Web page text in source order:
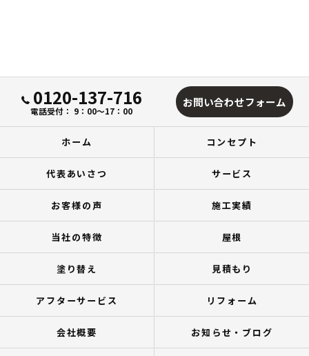
0120-137-716
電話受付： 9：00～17：00
お問い合わせフォーム
ホーム コンセプト
代表あいさつ サービス
お客様の声 施工実績
当社の特徴 屋根
塗り替え 見積もり
アフターサービス リフォーム
会社概要 お知らせ・ブログ